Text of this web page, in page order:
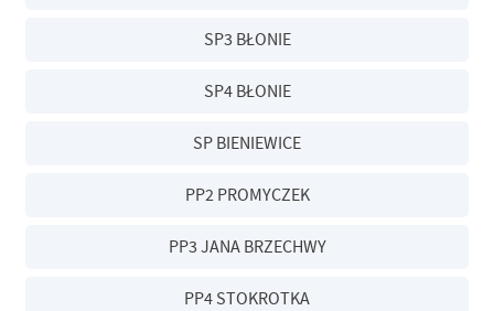
SP3 BŁONIE
SP4 BŁONIE
SP BIENIEWICE
PP2 PROMYCZEK
PP3 JANA BRZECHWY
PP4 STOKROTKA